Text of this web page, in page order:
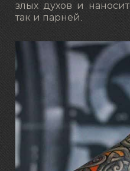
злых духов и
так и парней.